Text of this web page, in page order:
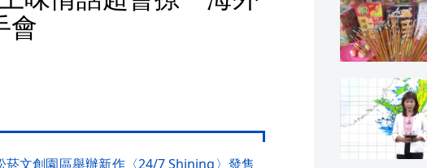
會
菸文創園區舉辦新作〈24/7 Shining〉發售